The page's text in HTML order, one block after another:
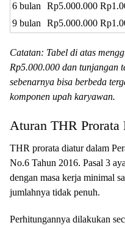
6 bulan
Rp5.000.000
9 bulan
Rp5.000.000
Catatan: Tabel di atas
Rp5.000.000 dan tunjangan
sebenarnya bisa berbeda
komponen upah karyawan.
Aturan THR Prorata
THR prorata diatur dalam
No.6 Tahun 2016. Pasal 3
dengan masa kerja minimal
jumlahnya tidak penuh.
Perhitungannya dilakukan